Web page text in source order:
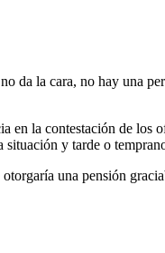
da la cara, no hay una
en la contestación de los
y tarde o
una pensión